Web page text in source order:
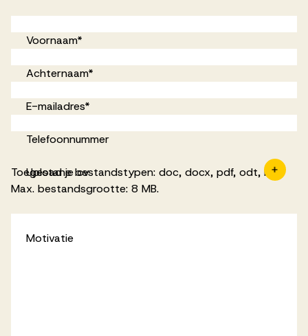
Voornaam*
Achternaam*
E-mailadres*
Telefoonnummer
Upload je cv
Toegestane bestandstypen: doc, docx, pdf, odt, rtf,
Max. bestandsgrootte: 8 MB.
Motivatie